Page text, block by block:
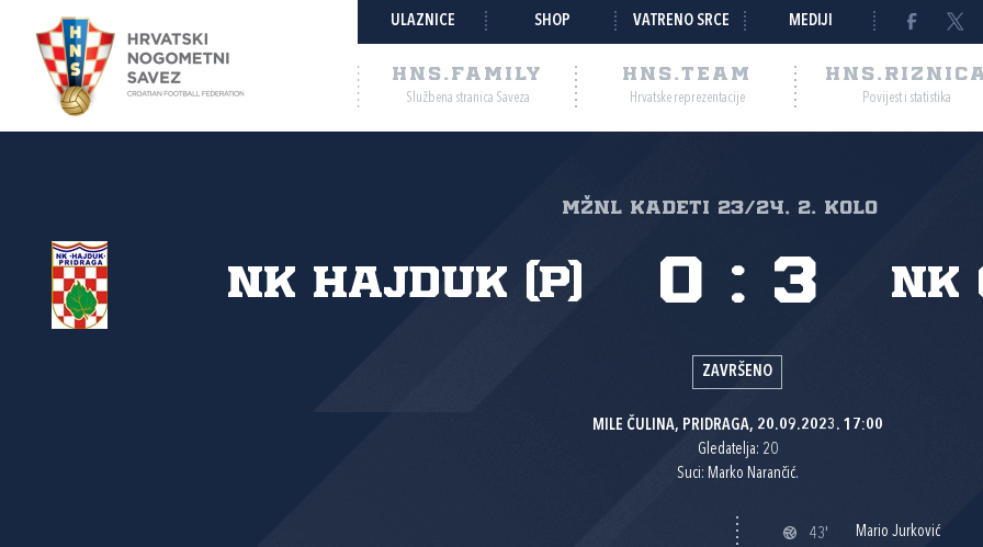
ULAZNICE SHOP VATRENO SRCE MEDIJI
HNS.FAMILY
Službena stranica Saveza
HNS.TEAM
Hrvatske reprezentacije Povijest i statistika
MŽNL KADETI 23/24, 2. kolo
NK Hajduk (P) NK
0 : 3
ZAVRŠENO
MILE ČULINA, PRIDRAGA, 20.09.2023. 17:00
Gledatelja: 20
Suci: Marko Narančić.
43'
Mario Jurković